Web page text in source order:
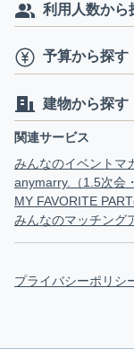
利用人数から
予算から探す
建物から探す
関連サービス
みんなのイベントマ
anymarry.（1.5次会
MY FAVORITE PART
みんなのマッチング
プライバシーポリシ